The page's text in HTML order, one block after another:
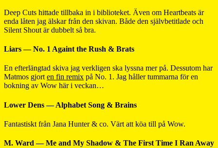
Deep Cuts hittade tillbaka in i biblioteket. Även om Heartbeats är
enda låten jag älskar från den skivan. Både den självbetitlade och
Silent Shout är dubbelt så bra.
Liars — No. 1 Againt the Rush & Brats
En efterlängtad skiva jag verkligen ska lyssna mer på. Dessutom har
Matmos gjort en fin remix på No. 1. Jag håller tummarna för en
bokning av Wow här i veckan…
Lower Dens — Alphabet Song & Brains
Fantastiskt från Jana Hunter & co. Värt att köa till på Wow.
M. Ward — Me and My Shadow & The First Time I Ran Away